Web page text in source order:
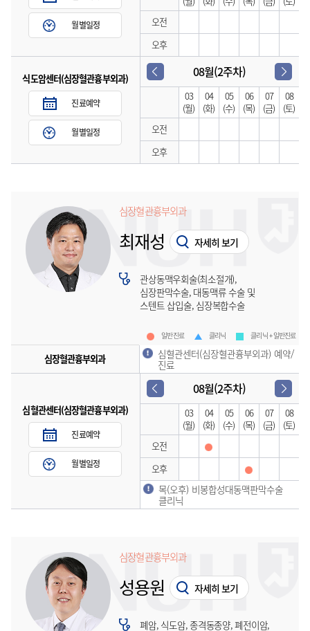
월별일정
오전
오후
식도암센터(심장혈관흉부외과)
진료예약
월별일정
08월(2주차)
03
(월)
04
(화)
05
(수)
06
(목)
07
(금)
08
(토)
오전
오후
심장혈관흉부외과
최재성 자세히 보기
관상동맥우회술(최소절개),
심장판막수술, 대동맥류 수술 및
스텐트 삽입술, 심장복합수술
일반진료 클리닉 클리닉 + 일반진료
심장혈관흉부외과
심혈관센터(심장혈관흉부외과) 예약/
진료
심혈관센터(심장혈관흉부외과)
진료예약
월별일정
08월(2주차)
03
(월)
04
(화)
05
(수)
06
(목)
07
(금)
08
(토)
오전
오후
목(오후) 비봉합성대동맥판막수술
클리닉
심장혈관흉부외과
성용원 자세히 보기
폐암, 식도암, 종격동종양, 폐전이암,